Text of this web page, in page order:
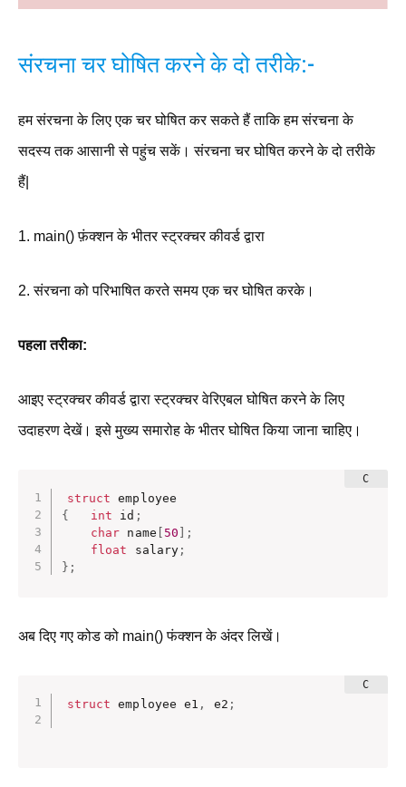
संरचना चर घोषित करने के दो तरीके:-
हम संरचना के लिए एक चर घोषित कर सकते हैं ताकि हम संरचना के
सदस्य तक आसानी से पहुंच सकें। संरचना चर घोषित करने के दो तरीके
हैं|
1. main() फ़ंक्शन के भीतर स्ट्रक्चर कीवर्ड द्वारा
2. संरचना को परिभाषित करते समय एक चर घोषित करके।
पहला तरीका:
आइए स्ट्रक्चर कीवर्ड द्वारा स्ट्रक्चर वेरिएबल घोषित करने के लिए
उदाहरण देखें। इसे मुख्य समारोह के भीतर घोषित किया जाना चाहिए।
struct
{
int id ;
char name 50
;
float salary ;
} ;
अब दिए गए कोड को main() फंक्शन के अंदर लिखें।
struct employee e1 , e2 ;